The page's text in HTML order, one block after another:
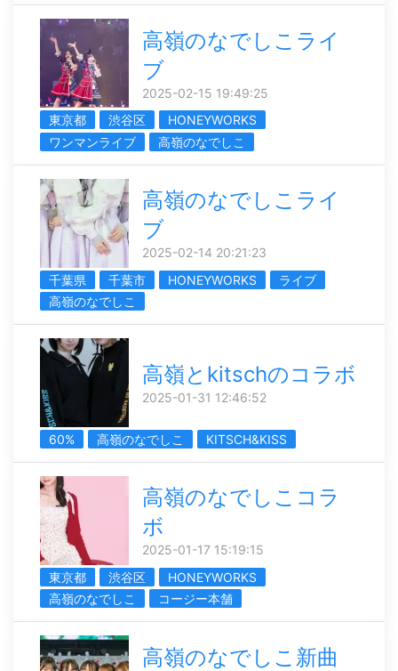
高嶺のなでしこライ
ブ
2025-02-15 19:49:25
東京都
渋谷区
HONEYWORKS
ワンマンライブ
高嶺のなでしこ
高嶺のなでしこライ
ブ
2025-02-14 20:21:23
千葉県
千葉市 HONEYWORKS
ライブ
高嶺のなでしこ
高嶺とkitschのコラボ
2025-01-31 12:46:52
60% 高嶺のなでしこ KITSCH&KISS
高嶺のなでしこコラ
ボ
2025-01-17 15:19:15
東京都
渋谷区
HONEYWORKS
高嶺のなでしこ
コージー本舗
高嶺のなでしこ新曲